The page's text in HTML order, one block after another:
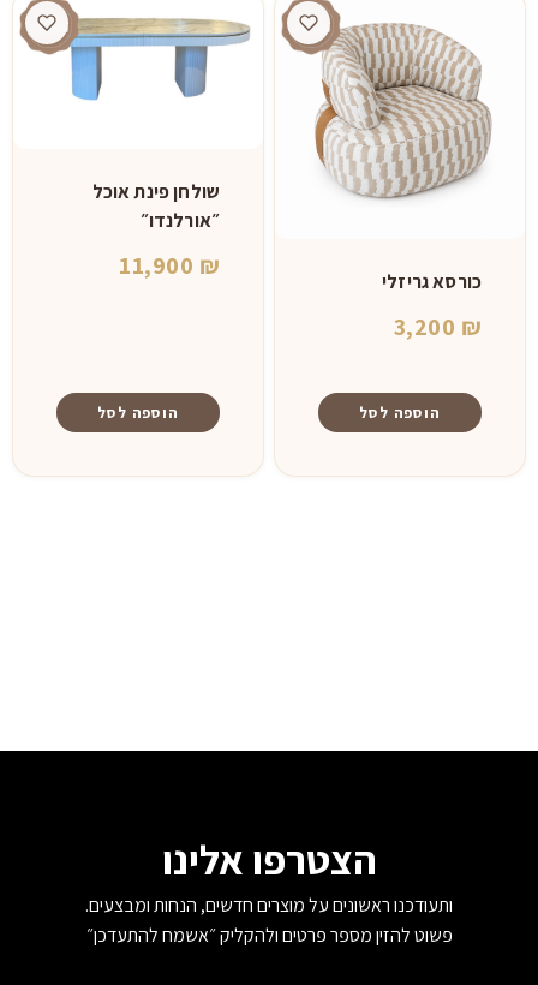
כורסא גריזלי
3,200 ₪
הוספה לסל
שולחן פינת אוכל
״אורלנדו״
11,900 ₪
הוספה לסל
הצטרפו אלינו
ותעודכנו ראשונים על מוצרים חדשים, הנחות ומבצעים.
פשוט להזין מספר פרטים ולהקליק ״אשמח להתעדכן״